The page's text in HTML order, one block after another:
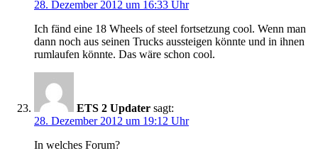
28. Dezember 2012 um 16:33 Uhr
Ich fänd eine 18 Wheels of steel fortsetzung cool. Wenn man
dann noch aus seinen Trucks aussteigen könnte und in ihnen
rumlaufen könnte. Das wäre schon cool.
ETS 2 Updater sagt:
28. Dezember 2012 um 19:12 Uhr
In welches Forum?